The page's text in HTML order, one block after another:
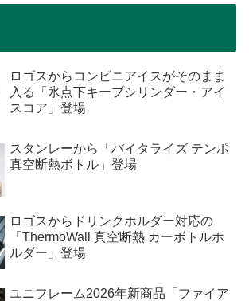
ロゴスからコンビニアイスがそのまま
入る「氷点下キープシリンダー・アイ
スコア」登場
スタンレーから「バイタライズ テンポ
真空断熱ボトル」登場
ロゴスからドリンクホルダー対応の
「ThermoWall 真空断熱 カーボトルホ
ルダー」登場
ユニフレーム2026年新商品「ファイア